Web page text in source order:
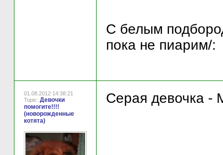
С белым
пока не пиарим/:
01.08.2012 14:38:21
Topic: Девочки
помогите!!!!
(новорожденные
котята)
Серая девочка -